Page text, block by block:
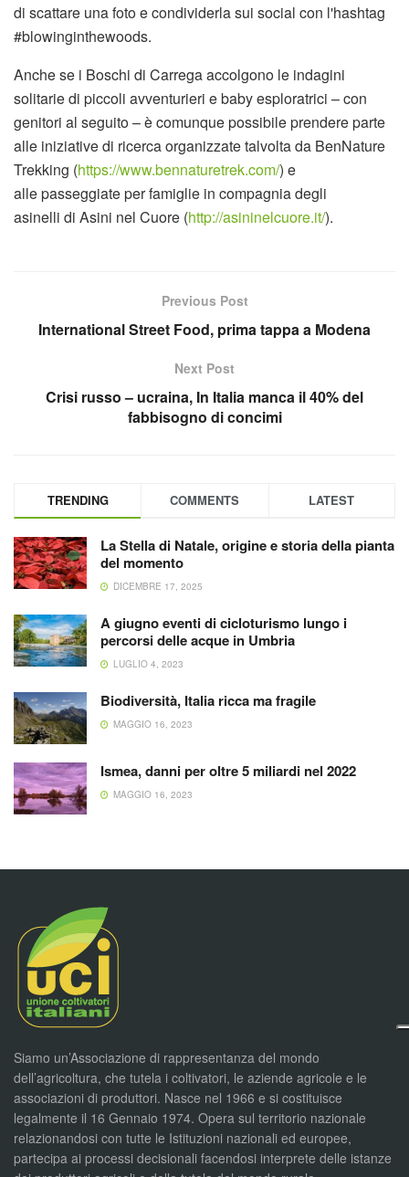
di scattare una foto e condividerla sui social con l'hashtag
#blowinginthewoods.
Anche se i Boschi di Carrega accolgono le indagini
solitarie di piccoli avventurieri e baby esploratrici – con
genitori al seguito – è comunque possibile prendere parte
alle iniziative di ricerca organizzate talvolta da BenNature
Trekking (https://www.bennaturetrek.com/) e
alle passeggiate per famiglie in compagnia degli
asinelli di Asini nel Cuore (http://asininelcuore.it/).
Previous Post
International Street Food, prima tappa a Modena
Next Post
Crisi russo – ucraina, In Italia manca il 40% del
fabbisogno di concimi
TRENDING COMMENTS LATEST
La Stella di Natale, origine e storia della pianta
del momento
DICEMBRE 17, 2025
A giugno eventi di cicloturismo lungo i
percorsi delle acque in Umbria
LUGLIO 4, 2023
Biodiversità, Italia ricca ma fragile
MAGGIO 16, 2023
Ismea, danni per oltre 5 miliardi nel 2022
MAGGIO 16, 2023
Siamo un’Associazione di rappresentanza del mondo
dell’agricoltura, che tutela i coltivatori, le aziende agricole e le
associazioni di produttori. Nasce nel 1966 e si costituisce
legalmente il 16 Gennaio 1974. Opera sul territorio nazionale
relazionandosi con tutte le Istituzioni nazionali ed europee,
partecipa ai processi decisionali facendosi interprete delle istanze